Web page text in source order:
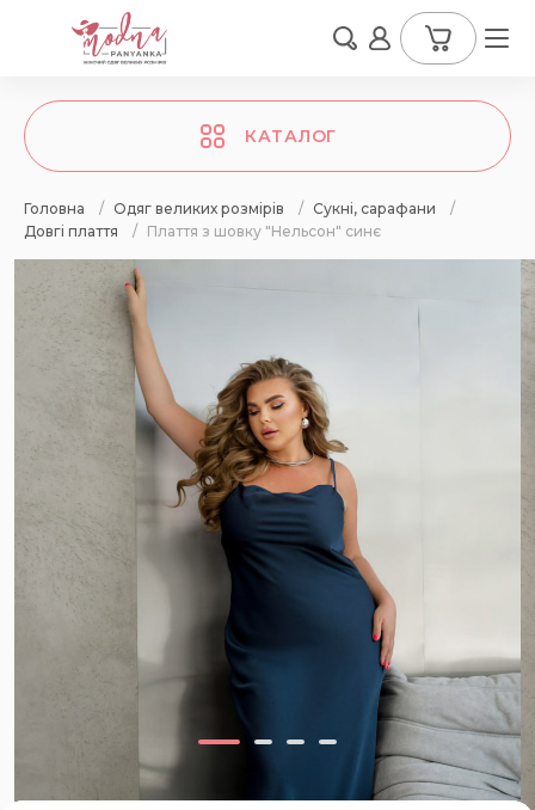
КАТАЛОГ
Головна / Одяг великих розмірів / Сукні, сарафани
/
Довгі плаття
/ Плаття з шовку "Нельсон" синє